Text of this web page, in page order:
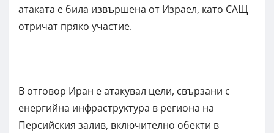
атаката е била извършена от Израел, като САЩ
отричат пряко участие.
В отговор Иран е атакувал цели, свързани с
енергийна инфраструктура в региона на
Персийския залив, включително обекти в